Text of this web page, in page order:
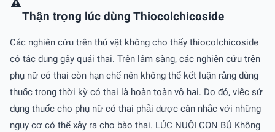
Thận trọng lúc dùng Thiocolchicoside
Các nghiên cứu trên thú vật không cho thấy thiocolchicoside
có tác dụng gây quái thai. Trên lâm sàng, các nghiên cứu trên
phụ nữ có thai còn hạn chế nên không thể kết luận rằng dùng
thuốc trong thời kỳ có thai là hoàn toàn vô hại. Do đó, việc sử
dụng thuốc cho phụ nữ có thai phải được cân nhắc với những
nguy cơ có thể xảy ra cho bào thai. LÚC NUÔI CON BÚ Không